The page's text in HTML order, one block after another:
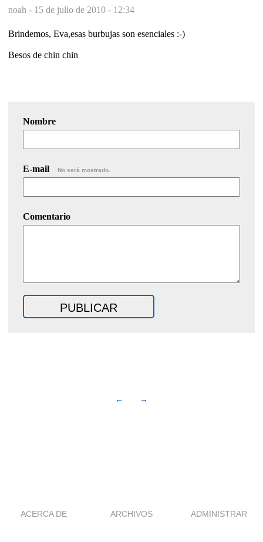
noah - 15 de julio de 2010 - 12:34
Brindemos, Eva,esas burbujas son esenciales :-)
Besos de chin chin
Nombre
E-mail No será mostrado.
Comentario
← →
ACERCA DE ARCHIVOS ADMINISTRAR